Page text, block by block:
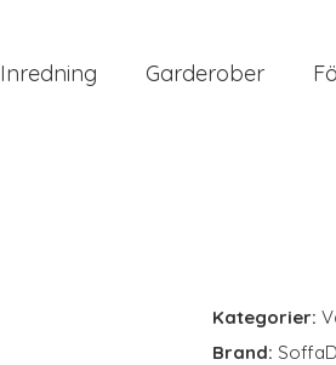
Inredning Garderober
Kategorier:
Brand: